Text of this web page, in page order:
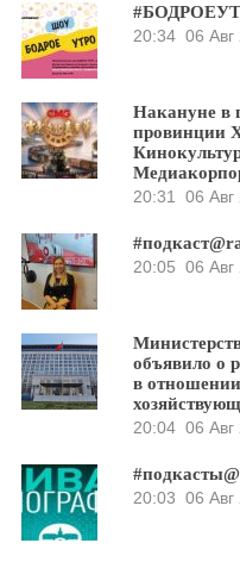
20:34 06 Авг
Накануне в
провинции
20:31
06 Авг
20:05 06 Авг
объявило о
в
20:04 06 Авг
20:03 06 Авг